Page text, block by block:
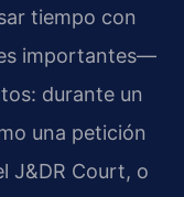
tiempo con
importantes—
durante un
una petición
J&DR Court, o